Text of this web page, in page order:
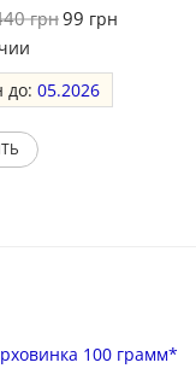
грн99 грн
до:05.2026
100 грамм*